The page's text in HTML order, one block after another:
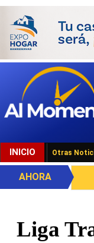
INICIO Otras
AHORA
Liga